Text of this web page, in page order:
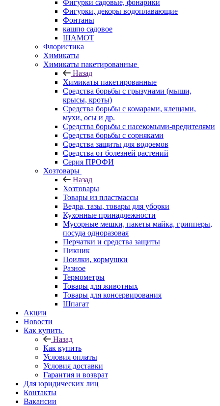
Фигурки садовые, фонарики
Фигурки, декоры водоплавающие
Фонтаны
кашпо садовое
ШАМОТ
Флористика
Химикаты
Химикаты пакетированные
Назад
Химикаты пакетированные
Средства борьбы с грызунами (мыши,
крысы, кроты)
Средства борьбы с комарами, клещами,
мухи, осы и др.
Средства борьбы с насекомыми-вредителями
Средства борьбы с сорняками
Средства защиты для водоемов
Средства от болезней растений
Серия ПРОФИ
Хозтовары
Назад
Хозтовары
Товары из пластмассы
Ведра, тазы, товары для уборки
Кухонные принадлежности
Мусорные мешки, пакеты майка, грипперы,
посуда одноразовая
Перчатки и средства защиты
Пикник
Поилки, кормушки
Разное
Термометры
Товары для животных
Товары для консервирования
Шпагат
Акции
Новости
Как купить
Назад
Как купить
Условия оплаты
Условия доставки
Гарантия и возврат
Для юридических лиц
Контакты
Вакансии